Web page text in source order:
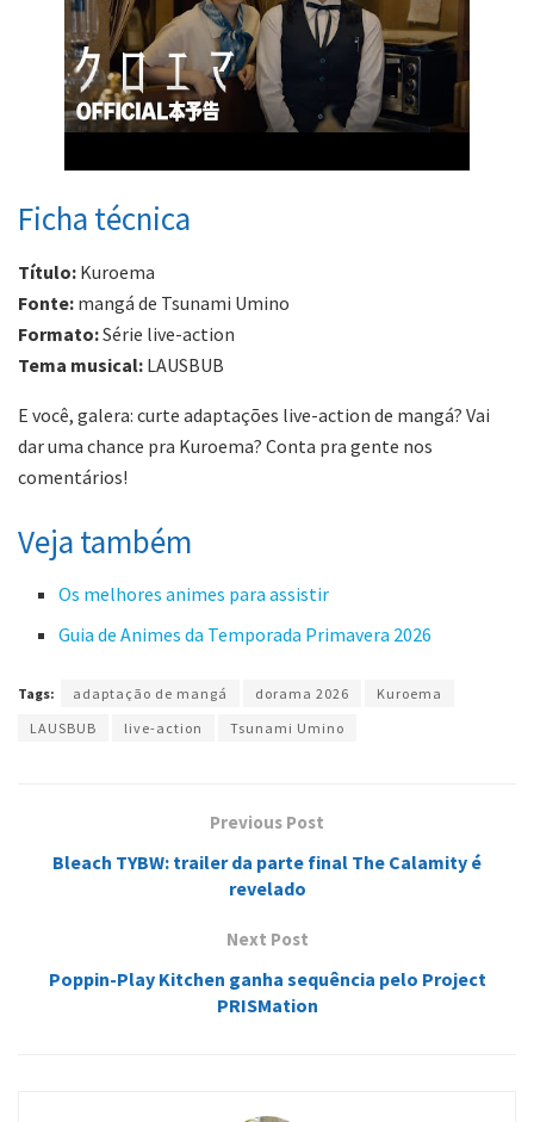
Ficha técnica
Título: Kuroema
Fonte: mangá de Tsunami Umino
Formato:Série live-action
Tema musical: LAUSBUB
E você, galera: curte adaptações live-action de mangá? Vai
dar uma chance pra Kuroema? Conta pra gente nos
comentários!
Veja também
Os melhores animes para assistir
Guia de Animes da Temporada Primavera 2026
Tags: adaptação de mangá dorama 2026
Kuroema
LAUSBUB
live-action Tsunami Umino
Previous Post
Bleach TYBW: trailer da parte final The Calamity é
revelado
Next Post
Poppin-Play Kitchen ganha sequência pelo Project
PRISMation